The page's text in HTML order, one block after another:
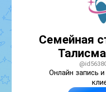
Семейная
Онлайн запись